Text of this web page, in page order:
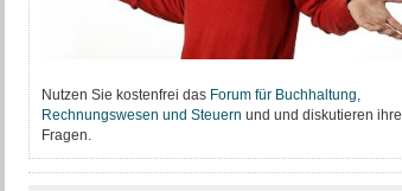
Nutzen Sie kostenfrei das Forum für Buchhaltung,
Rechnungswesen und Steuern und und diskutieren ihre
Fragen.